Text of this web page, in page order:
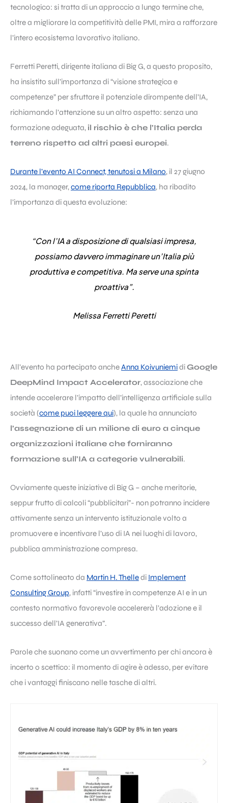
tecnologico: si tratta di un approccio a lungo termine che,
oltre a migliorare la competitività delle PMI, mira a rafforzare
l’intero ecosistema lavorativo italiano.
Ferretti Peretti, dirigente italiana di Big G, a questo proposito,
ha insistito sull’importanza di “visione strategica e
competenze” per sfruttare il potenziale dirompente dell’IA,
richiamando l’attenzione su un altro aspetto: senza una
formazione adeguata, il rischio è che l’Italia perda
terreno rispetto ad altri paesi europei.
Durante l’evento AI Connect, tenutosi a Milano, il 27 giugno
2024, la manager,come riporta Repubblica, ha ribadito
l’importanza di questa evoluzione:
“Con l’IA a disposizione di qualsiasi impresa,
possiamo davvero immaginare un’Italia più
produttiva e competitiva. Ma serve una spinta
proattiva”.
Melissa Ferretti Peretti
All’evento ha partecipato ancheAnna Koivuniemidi Google
DeepMind Impact Accelerator, associazione che
intende accelerare l’impatto dell’intelligenza artificiale sulla
società (come puoi leggere qui), la quale ha annunciato
l’assegnazione di un milione di euro a cinque
organizzazioni italiane che forniranno
formazione sull’IA a categorie vulnerabili.
Ovviamente queste iniziative di Big G – anche meritorie,
seppur frutto di calcoli “pubblicitari”- non potranno incidere
attivamente senza un intervento istituzionale volto a
promuovere e incentivare l’uso di IA nei luoghi di lavoro,
pubblica amministrazione compresa.
Come sottolineato da Martin H. Thelledi Implement
Consulting Group, infatti “investire in competenze AI e in un
contesto normativo favorevole accelererà l’adozione e il
successo dell’IA generativa”.
Parole che suonano come un avvertimento per chi ancora è
incerto o scettico: il momento di agire è adesso, per evitare
che i vantaggi finiscano nelle tasche di altri.